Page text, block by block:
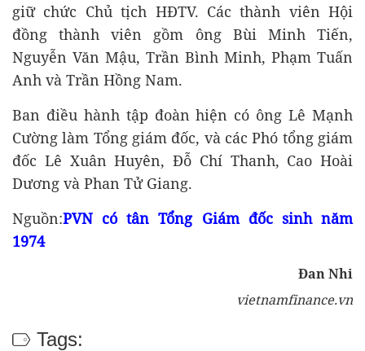
giữ chức Chủ tịch HĐTV. Các thành viên Hội
đồng thành viên gồm ông Bùi Minh Tiến,
Nguyễn Văn Mậu, Trần Bình Minh, Phạm Tuấn
Anh và Trần Hồng Nam.
Ban điều hành tập đoàn hiện có ông Lê Mạnh
Cường làm Tổng giám đốc, và các Phó tổng giám
đốc Lê Xuân Huyên, Đỗ Chí Thanh, Cao Hoài
Dương và Phan Tử Giang.
Nguồn:PVN có tân Tổng Giám đốc sinh năm
1974
Đan Nhi
vietnamfinance.vn
Tags: